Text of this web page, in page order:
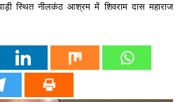
स्थित नीलकंठ आश्रम में शिवराम दास महाराज